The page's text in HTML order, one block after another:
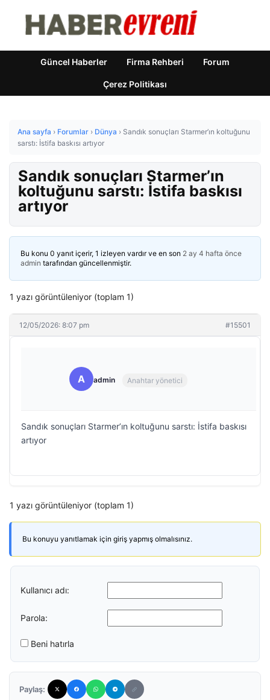
Güncel Haberler Firma Rehberi Forum
Çerez Politikası
Ana sayfa › Forumlar › Dünya › Sandık sonuçları Starmer’ın koltuğunu
sarstı: İstifa baskısı artıyor
Sandık sonuçları Starmer’ın
koltuğunu sarstı: İstifa baskısı
artıyor
Bu konu 0 yanıt içerir, 1 izleyen vardır ve en son 2 ay 4 hafta önce
admin tarafından güncellenmiştir.
1 yazı görüntüleniyor (toplam 1)
12/05/2026: 8:07 pm #15501
A admin Anahtar yönetici
Sandık sonuçları Starmer’ın koltuğunu sarstı: İstifa baskısı
artıyor
1 yazı görüntüleniyor (toplam 1)
Bu konuyu yanıtlamak için giriş yapmış olmalısınız.
Kullanıcı adı:
Parola:
Beni hatırla
Paylaş: